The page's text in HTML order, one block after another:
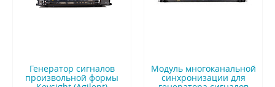
Генератор сигналов
произвольной формы
Модуль многоканальной
синхронизации для